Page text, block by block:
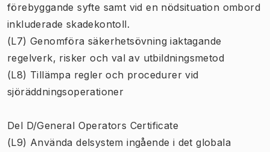
förebyggande syfte samt vid en nödsituation ombord
inkluderade skadekontoll.
(L7) Genomföra säkerhetsövning iaktagande
regelverk, risker och val av utbildningsmetod
(L8) Tillämpa regler och procedurer vid
sjöräddningsoperationer
Del D/General Operators Certificate
(L9) Använda delsystem ingående i det globala